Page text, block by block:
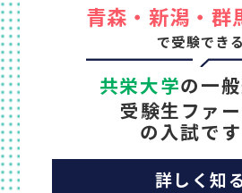
青森・新潟・群
で受験できる
共栄大学の一
受験生ファ
の入試です
詳しく知